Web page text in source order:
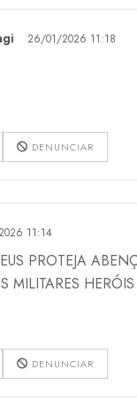
26/01/2026 11:18
DENUNCIAR
11:14
PROTEJA
MILITARES HERÓIS
DENUNCIAR